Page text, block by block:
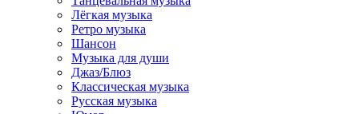
Лёгкая музыка
Ретро музыка
Шансон
Музыка для души
Джаз/Блюз
Классическая музыка
Русская музыка